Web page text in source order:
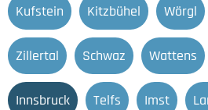
Kufstein Kitzbühel Wörgl
Zillertal Schwaz Wattens
Innsbruck Telfs Imst